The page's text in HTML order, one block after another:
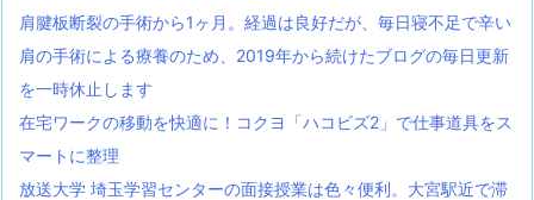
肩腱板断裂の手術から1ヶ月。経過は良好だが、毎日寝不足で辛い
肩の手術による療養のため、2019年から続けたブログの毎日更新
を一時休止します
在宅ワークの移動を快適に！コクヨ「ハコビズ2」で仕事道具をス
マートに整理
放送大学 埼玉学習センターの面接授業は色々便利。大宮駅近で滞